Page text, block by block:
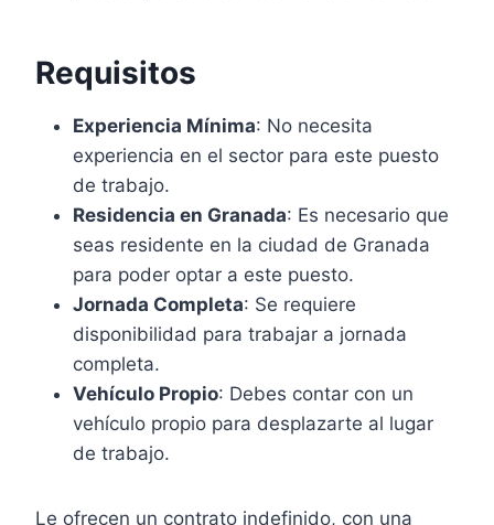
Requisitos
Experiencia Mínima: No necesita
experiencia en el sector para este puesto
de trabajo.
Residencia en Granada: Es necesario que
seas residente en la ciudad de Granada
para poder optar a este puesto.
Jornada Completa: Se requiere
disponibilidad para trabajar a jornada
completa.
Vehículo Propio: Debes contar con un
vehículo propio para desplazarte al lugar
de trabajo.
Le ofrecen un contrato indefinido, con una